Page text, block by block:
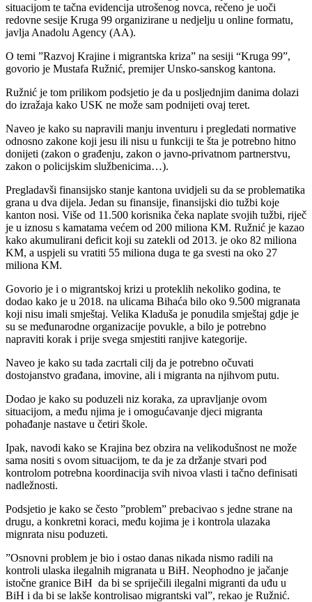
situacijom te tačna evidencija utrošenog novca, rečeno je uoči
redovne sesije Kruga 99 organizirane u nedjelju u online formatu,
javlja Anadolu Agency (AA).
O temi ”Razvoj Krajine i migrantska kriza” na sesiji “Kruga 99”,
govorio je Mustafa Ružnić, premijer Unsko-sanskog kantona.
Ružnić je tom prilikom podsjetio je da u posljednjim danima dolazi
do izražaja kako USK ne može sam podnijeti ovaj teret.
Naveo je kako su napravili manju inventuru i pregledati normative
odnosno zakone koji jesu ili nisu u funkciji te šta je potrebno hitno
donijeti (zakon o građenju, zakon o javno-privatnom partnerstvu,
zakon o policijskim službenicima…).
Pregladavši finansijsko stanje kantona uvidjeli su da se problematika
grana u dva dijela. Jedan su finansije, finansijski dio tužbi koje
kanton nosi. Više od 11.500 korisnika čeka naplate svojih tužbi, riječ
je u iznosu s kamatama većem od 200 miliona KM. Ružnić je kazao
kako akumulirani deficit koji su zatekli od 2013. je oko 82 miliona
KM, a uspjeli su vratiti 55 miliona duga te ga svesti na oko 27
miliona KM.
Govorio je i o migrantskoj krizi u proteklih nekoliko godina, te
dodao kako je u 2018. na ulicama Bihaća bilo oko 9.500 migranata
koji nisu imali smještaj. Velika Kladuša je ponudila smještaj gdje je
su se međunarodne organizacije povukle, a bilo je potrebno
napraviti korak i prije svega smjestiti ranjive kategorije.
Naveo je kako su tada zacrtali cilj da je potrebno očuvati
dostojanstvo građana, imovine, ali i migranta na njihvom putu.
Dodao je kako su poduzeli niz koraka, za upravljanje ovom
situacijom, a među njima je i omogućavanje djeci migranta
pohađanje nastave u četiri škole.
Ipak, navodi kako se Krajina bez obzira na velikodušnost ne može
sama nositi s ovom situacijom, te da je za držanje stvari pod
kontrolom potrebna koordinacija svih nivoa vlasti i tačno definisati
nadležnosti.
Podsjetio je kako se često ”problem” prebacivao s jedne strane na
drugu, a konkretni koraci, među kojima je i kontrola ulazaka
mignrata nisu poduzeti.
”Osnovni problem je bio i ostao danas nikada nismo radili na
kontroli ulaska ilegalnih migranata u BiH. Neophodno je jačanje
istočne granice BiH da bi se spriječili ilegalni migranti da uđu u
BiH i da bi se lakše kontrolisao migrantski val”, rekao je Ružnić.